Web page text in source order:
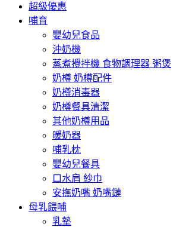
超級優惠
哺育
嬰幼兒食品
沖奶機
蒸煮攪拌機 食物調理器 粥煲
奶樽 奶樽配件
奶樽消毒器
奶樽餐具清潔
其他奶樽用品
暖奶器
哺乳枕
嬰幼兒餐具
口水肩 紗巾
安撫奶嘴 奶嘴鏈
母乳餵哺
乳墊